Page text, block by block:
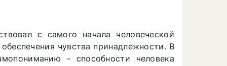
с самого начала человеческой
чувства принадлежности. В
- способности человека